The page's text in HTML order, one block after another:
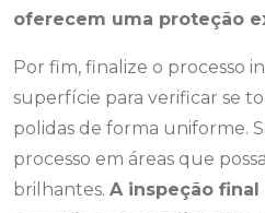
oferecem uma proteção
Por fim, finalize o processo
superfície para verificar se
polidas de forma uniforme.
processo em áreas que
brilhantes. A inspeção final